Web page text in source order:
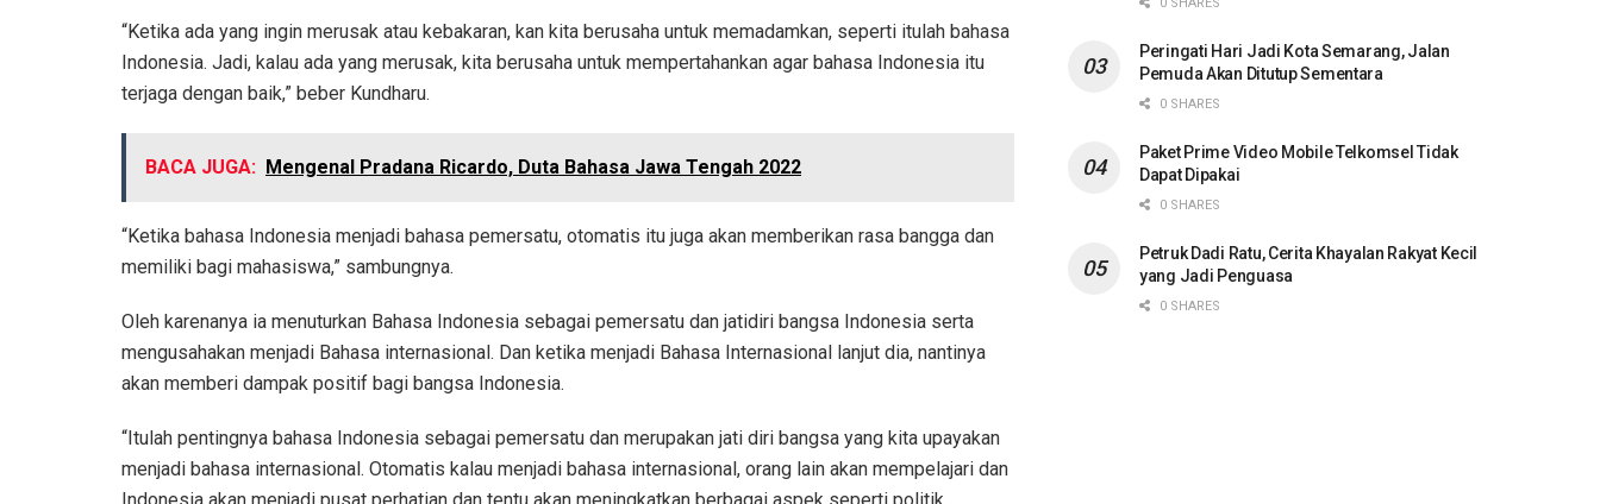
“Ketika ada yang ingin merusak atau kebakaran, kan kita berusaha untuk memadamkan, seperti itulah bahasa
Indonesia. Jadi, kalau ada yang merusak, kita berusaha untuk mempertahankan agar bahasa Indonesia itu
terjaga dengan baik,” beber Kundharu.
BACA JUGA: Mengenal Pradana Ricardo, Duta Bahasa Jawa Tengah 2022
“Ketika bahasa Indonesia menjadi bahasa pemersatu, otomatis itu juga akan memberikan rasa bangga dan
memiliki bagi mahasiswa,” sambungnya.
Oleh karenanya ia menuturkan Bahasa Indonesia sebagai pemersatu dan jatidiri bangsa Indonesia serta
mengusahakan menjadi Bahasa internasional. Dan ketika menjadi Bahasa Internasional lanjut dia, nantinya
akan memberi dampak positif bagi bangsa Indonesia.
“Itulah pentingnya bahasa Indonesia sebagai pemersatu dan merupakan jati diri bangsa yang kita upayakan
menjadi bahasa internasional. Otomatis kalau menjadi bahasa internasional, orang lain akan mempelajari dan
0 SHARES
Peringati Hari Jadi Kota Semarang, Jalan
Pemuda Akan Ditutup Sementara
0 SHARES
Paket Prime Video Mobile Telkomsel Tidak
Dapat Dipakai
0 SHARES
Petruk Dadi Ratu, Cerita Khayalan Rakyat Kecil
yang Jadi Penguasa
0 SHARES